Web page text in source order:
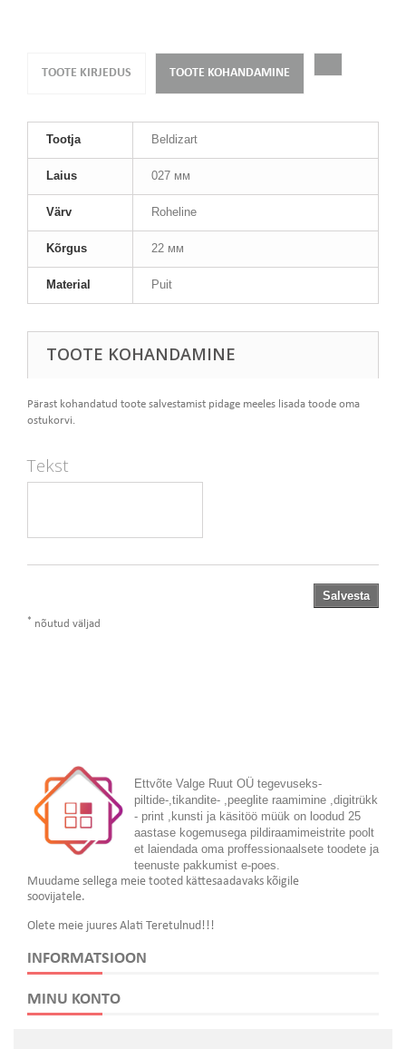
TOOTE KIRJEDUS TOOTE KOHANDAMINE
Tootja Beldizart
Laius 027 мм
Värv Roheline
Kõrgus 22 мм
Material Puit
TOOTE KOHANDAMINE
Pärast kohandatud toote salvestamist pidage meeles lisada toode oma
ostukorvi.
Tekst
Salvesta
* nõutud väljad
Ettvõte Valge Ruut OÜ tegevuseks-
piltide-,tikandite- ,peeglite raamimine ,digitrükk
- print ,kunsti ja käsitöö müük on loodud 25
aastase kogemusega pildiraamimeistrite poolt
et laiendada oma proffessionaalsete toodete ja
teenuste pakkumist e-poes.
Muudame sellega meie tooted kättesaadavaks kõigile
soovijatele.
Olete meie juures Alati Teretulnud!!!
INFORMATSIOON
MINU KONTO